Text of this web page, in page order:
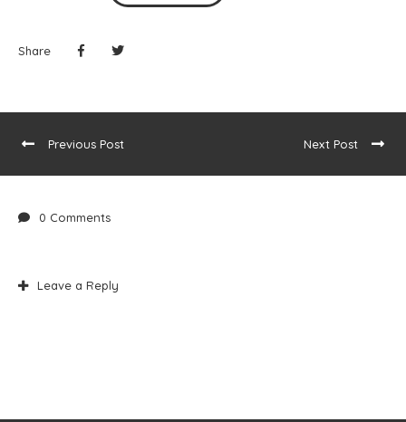
Share
Previous Post Next Post
0 Comments
Leave a Reply